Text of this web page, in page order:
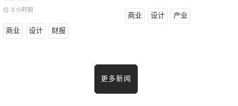
access_time 3 小时前
商业 设计 财报
商业 设计 产业
更多新闻